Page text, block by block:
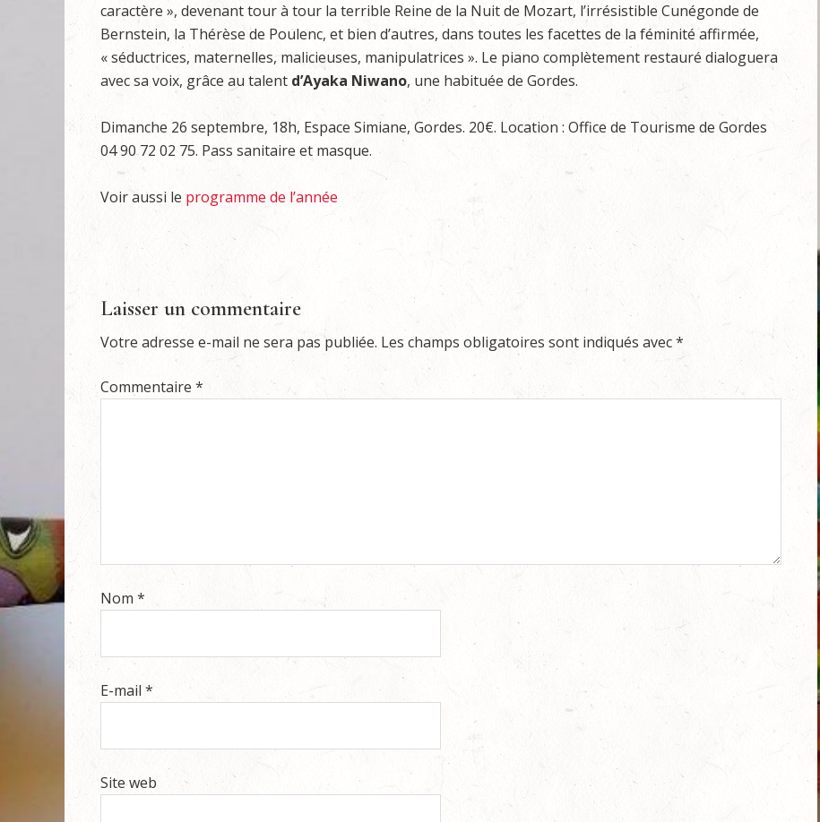
caractère », devenant tour à tour la terrible Reine de la Nuit de Mozart, l’irrésistible Cunégonde de
Bernstein, la Thérèse de Poulenc, et bien d’autres, dans toutes les facettes de la féminité affirmée,
« séductrices, maternelles, malicieuses, manipulatrices ». Le piano complètement restauré dialoguera
avec sa voix, grâce au talent d’Ayaka Niwano, une habituée de Gordes.
Dimanche 26 septembre, 18h, Espace Simiane, Gordes. 20€. Location : Office de Tourisme de Gordes
04 90 72 02 75. Pass sanitaire et masque.
Voir aussi le programme de l’année
Laisser un commentaire
Votre adresse e-mail ne sera pas publiée. Les champs obligatoires sont indiqués avec*
Commentaire *
Nom *
E-mail *
Site web